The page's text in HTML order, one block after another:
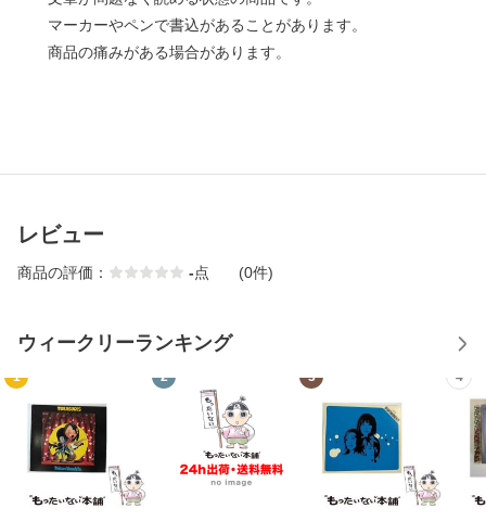
マーカーやペンで書込があることがあります。
商品の痛みがある場合があります。
レビュー
商品の評価： -点 (0件)
ウィークリーランキング
1 2 3 4